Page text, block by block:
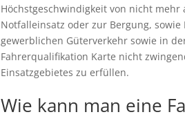
Höchstgeschwindigkeit von nicht
Notfalleinsatz oder zur Bergung,
gewerblichen Güterverkehr sowie in
Fahrerqualifikation Karte nicht
Einsatzgebietes zu erfüllen.
Wie kann man eine